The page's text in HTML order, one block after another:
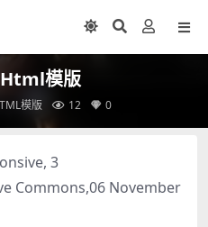
模版
模版 12 0
3
Commons,06 November